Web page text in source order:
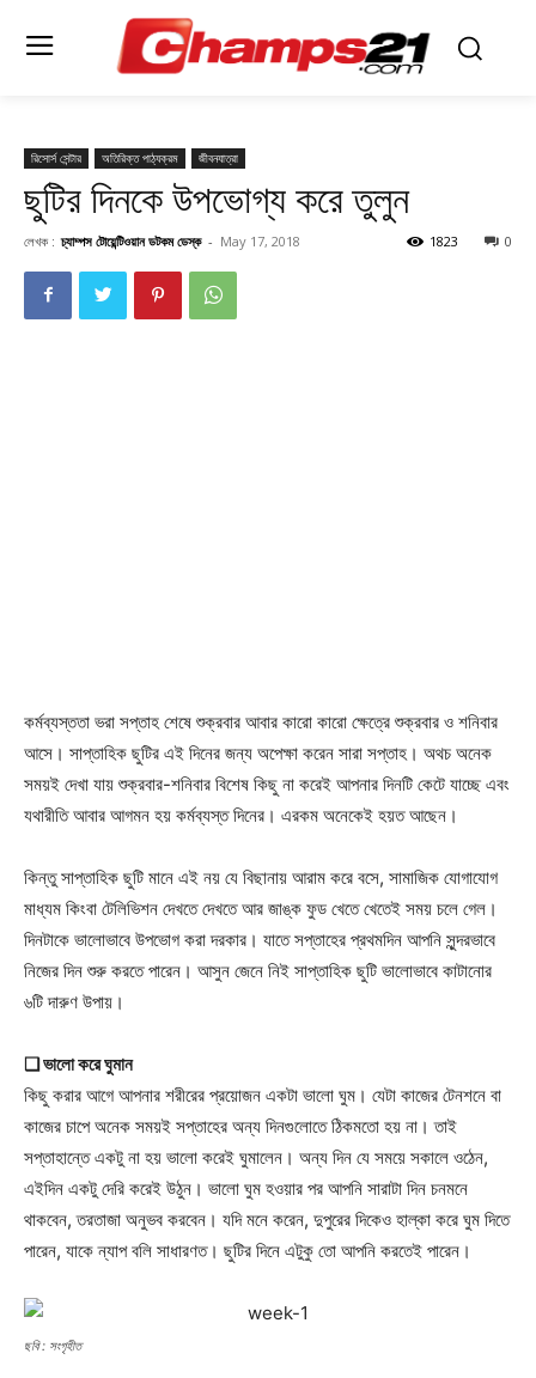
রিসোর্স সেন্টার অতিরিক্ত পাঠ্যক্রম জীবনযাত্রা
ছুটির দিনকে উপভোগ্য করে তুলুন
লেখক : চ্যাম্পস টোয়েন্টিওয়ান ডটকম ডেস্ক - May 17, 2018 0
1823
কর্মব্যস্ততা ভরা সপ্তাহ শেষে শুক্রবার আবার কারো কারো ক্ষেত্রে শুক্রবার ও শনিবার
আসে। সাপ্তাহিক ছুটির এই দিনের জন্য অপেক্ষা করেন সারা সপ্তাহ। অথচ অনেক
সময়ই দেখা যায় শুক্রবার-শনিবার বিশেষ কিছু না করেই আপনার দিনটি কেটে যাচ্ছে এবং
যথারীতি আবার আগমন হয় কর্মব্যস্ত দিনের। এরকম অনেকেই হয়ত আছেন।
কিন্তু সাপ্তাহিক ছুটি মানে এই নয় যে বিছানায় আরাম করে বসে, সামাজিক যোগাযোগ
মাধ্যম কিংবা টেলিভিশন দেখতে দেখতে আর জাঙ্ক ফুড খেতে খেতেই সময় চলে গেল।
দিনটাকে ভালোভাবে উপভোগ করা দরকার। যাতে সপ্তাহের প্রথমদিন আপনি সুন্দরভাবে
নিজের দিন শুরু করতে পারেন। আসুন জেনে নিই সাপ্তাহিক ছুটি ভালোভাবে কাটানোর
৬টি দারুণ উপায়।
❑ ভালো করে ঘুমান
কিছু করার আগে আপনার শরীরের প্রয়োজন একটা ভালো ঘুম। যেটা কাজের টেনশনে বা
কাজের চাপে অনেক সময়ই সপ্তাহের অন্য দিনগুলোতে ঠিকমতো হয় না। তাই
সপ্তাহান্তে একটু না হয় ভালো করেই ঘুমালেন। অন্য দিন যে সময়ে সকালে ওঠেন,
এইদিন একটু দেরি করেই উঠুন। ভালো ঘুম হওয়ার পর আপনি সারাটা দিন চনমনে
থাকবেন, তরতাজা অনুভব করবেন। যদি মনে করেন, দুপুরের দিকেও হাল্কা করে ঘুম দিতে
পারেন, যাকে ন্যাপ বলি সাধারণত। ছুটির দিনে এটুকু তো আপনি করতেই পারেন।
ছবি : সংগৃহীত